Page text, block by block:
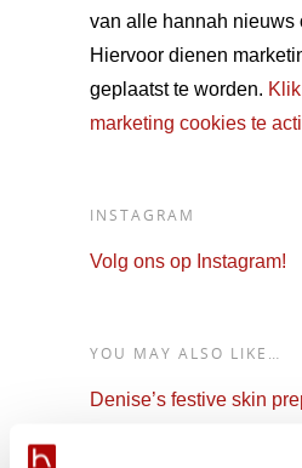
van alle hannah nieuws
Hiervoor dienen
geplaatst te worden.
marketing cookies te
INSTAGRAM
Volg ons op Instagram!
YOU MAY ALSO LIKE…
Denise’s festive skin